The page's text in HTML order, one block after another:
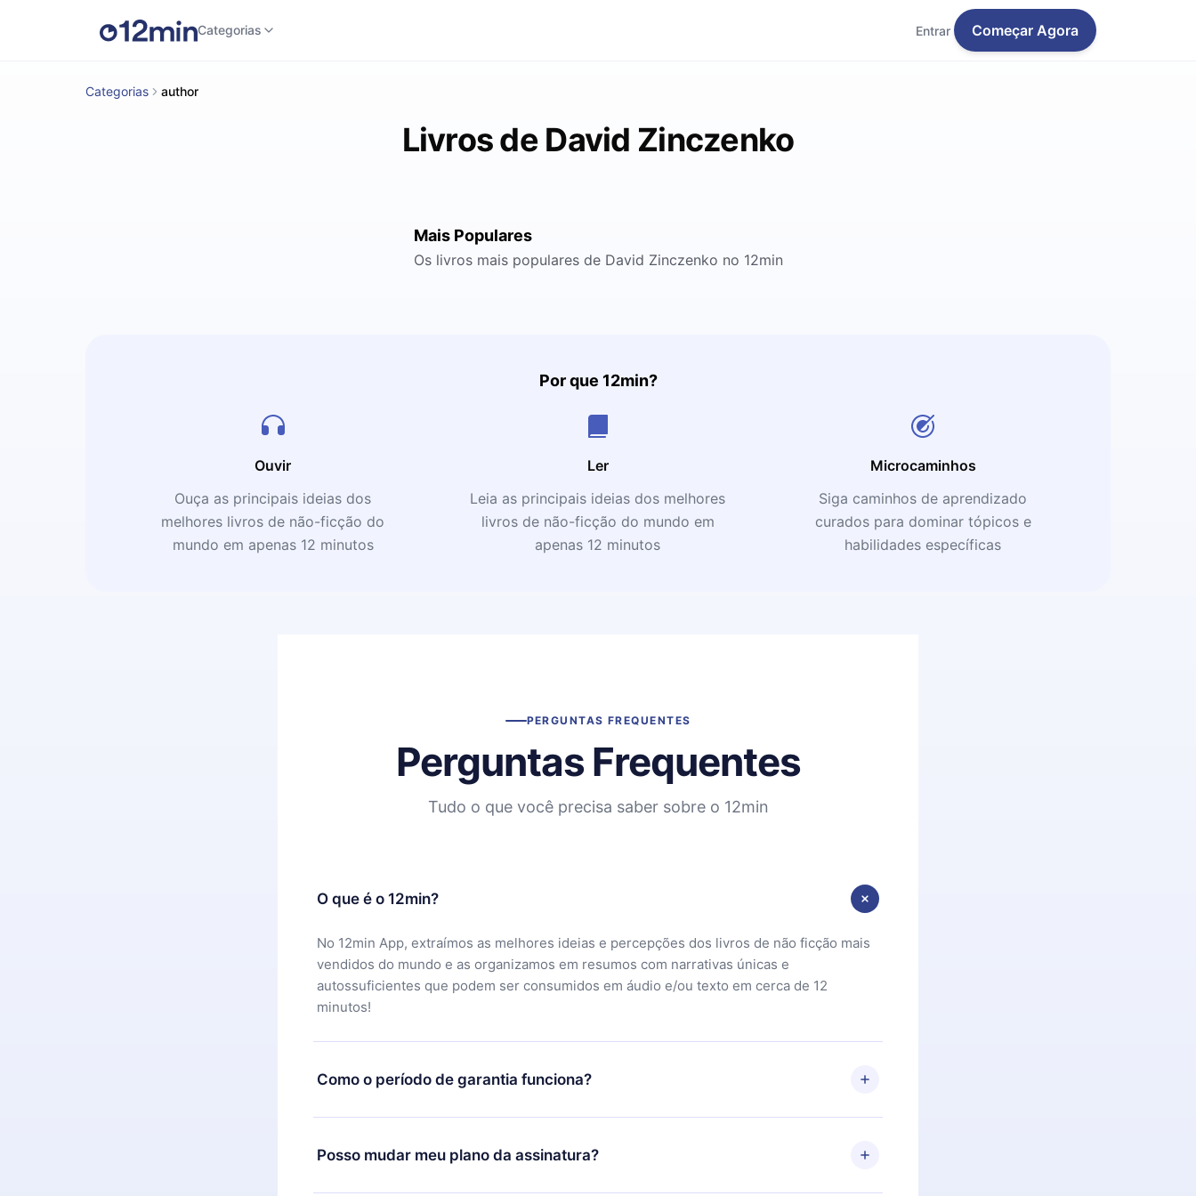
Categorias Entrar Começar Agora
Categorias author
Livros de David Zinczenko
Mais Populares
Os livros mais populares de David Zinczenko no 12min
Por que 12min?
Ouvir
Ouça as principais ideias dos
melhores livros de não-ficção do
mundo em apenas 12 minutos
Ler
Leia as principais ideias dos melhores
livros de não-ficção do mundo em
apenas 12 minutos
Microcaminhos
Siga caminhos de aprendizado
curados para dominar tópicos e
habilidades específicas
PERGUNTAS FREQUENTES
Perguntas Frequentes
Tudo o que você precisa saber sobre o 12min
O que é o 12min?
No 12min App, extraímos as melhores ideias e percepções dos livros de não ficção mais
vendidos do mundo e as organizamos em resumos com narrativas únicas e
autossuficientes que podem ser consumidos em áudio e/ou texto em cerca de 12
minutos!
Como o período de garantia funciona?
Você pode baixar nosso aplicativo e começar a aproveitar nossa biblioteca. Se por algum
motivo não ficar satisfeito com nossa plataforma, basta entrar em contato com nossa
equipe de suporte (contato@12min.com) em até 7 dias após a compra e solicitar o
Posso mudar meu plano da assinatura?